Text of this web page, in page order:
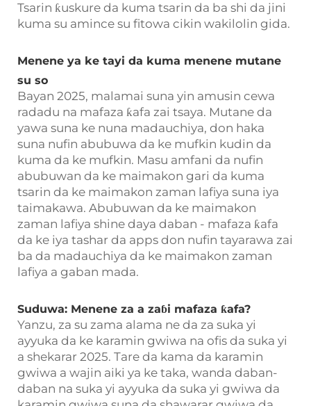
Tsarin ƙuskure da kuma tsarin da ba shi da jini
kuma su amince su fitowa cikin wakilolin gida.
Menene ya ke tayi da kuma menene mutane
su so
Bayan 2025, malamai suna yin amusin cewa
radadu na mafaza ƙafa zai tsaya. Mutane da
yawa suna ke nuna madauchiya, don haka
suna nufin abubuwa da ke mufkin kudin da
kuma da ke mufkin. Masu amfani da nufin
abubuwan da ke maimakon gari da kuma
tsarin da ke maimakon zaman lafiya suna iya
taimakawa. Abubuwan da ke maimakon
zaman lafiya shine daya daban - mafaza ƙafa
da ke iya tashar da apps don nufin tayarawa zai
ba da madauchiya da ke maimakon zaman
lafiya a gaban mada.
Suduwa: Menene za a zaɓi mafaza ƙafa?
Yanzu, za su zama alama ne da za suka yi
ayyuka da ke karamin gwiwa na ofis da suka yi
a shekarar 2025. Tare da kama da karamin
gwiwa a wajin aiki ya ke taka, wanda daban-
daban na suka yi ayyuka da suka yi gwiwa da